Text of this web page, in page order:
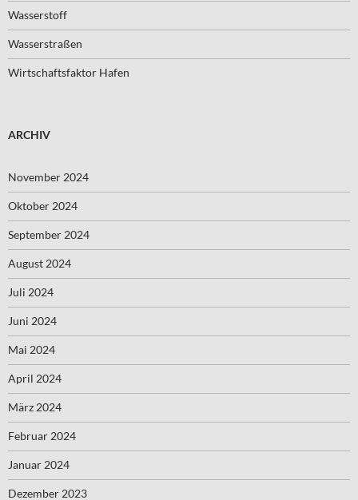
Wasserstoff
Wasserstraßen
Wirtschaftsfaktor Hafen
ARCHIV
November 2024
Oktober 2024
September 2024
August 2024
Juli 2024
Juni 2024
Mai 2024
April 2024
März 2024
Februar 2024
Januar 2024
Dezember 2023